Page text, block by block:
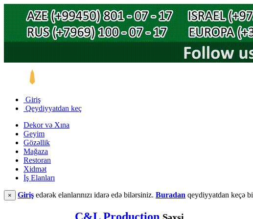
Giriş
Qeydiyyatdan keç
Dekor və Xına
Geyim
Gözəllik
Mağaza
Restoran
Xidmət
İş Elanları
× Giriş edərək elanlarınızı idarə edə bilərsiniz. Buradan qeydiyyatdan keçə